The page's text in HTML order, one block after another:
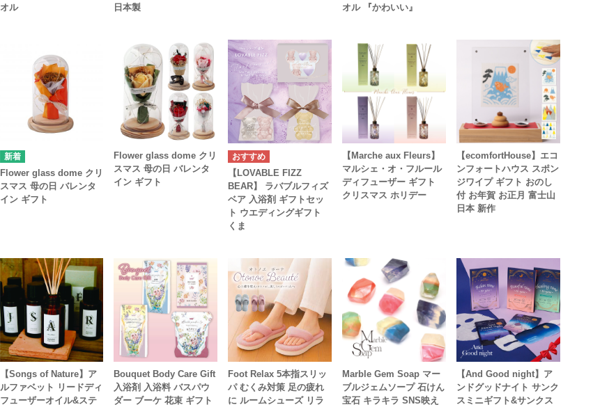
オル
日本製
オル 『かわいい』
Flower glass dome クリ
スマス 母の日 バレンタ
イン ギフト
Flower glass dome クリ
スマス 母の日 バレンタ
イン ギフト
【LOVABLE FIZZ
BEAR】 ラバブルフィズ
ベア 入浴剤 ギフトセッ
ト ウエディングギフト
くま
【Marche aux Fleurs】
マルシェ・オ・フルール
ディフューザー ギフト
クリスマス ホリデー
【ecomfortHouse】エコ
ンフォートハウス スポン
ジワイプ ギフト おのし
付 お年賀 お正月 富士山
日本 新作
【Songs of Nature】ア
ルファベット リードディ
フューザーオイル&ステ
Bouquet Body Care Gift
入浴剤 入浴料 バスパウ
ダー ブーケ 花束 ギフト
Foot Relax 5本指スリッ
パ むくみ対策 足の疲れ
に ルームシューズ リラ
Marble Gem Soap マー
ブルジェムソープ 石けん
宝石 キラキラ SNS映え
【And Good night】ア
ンドグッドナイト サンク
スミニギフト&サンクス